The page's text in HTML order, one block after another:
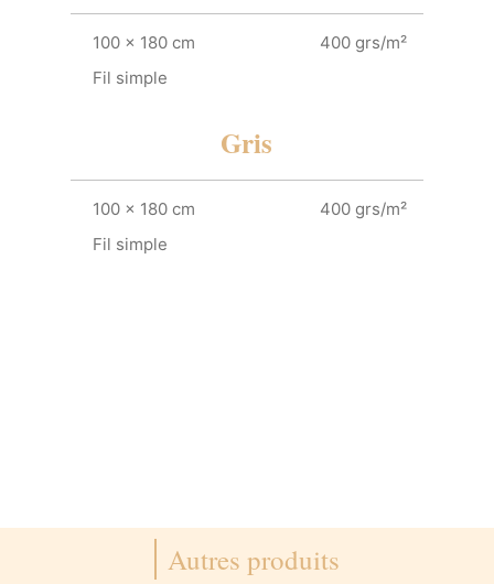
100 x 180 cm
400 grs/m²
Fil simple
Gris
100 x 180 cm
400 grs/m²
Fil simple
Autres produits